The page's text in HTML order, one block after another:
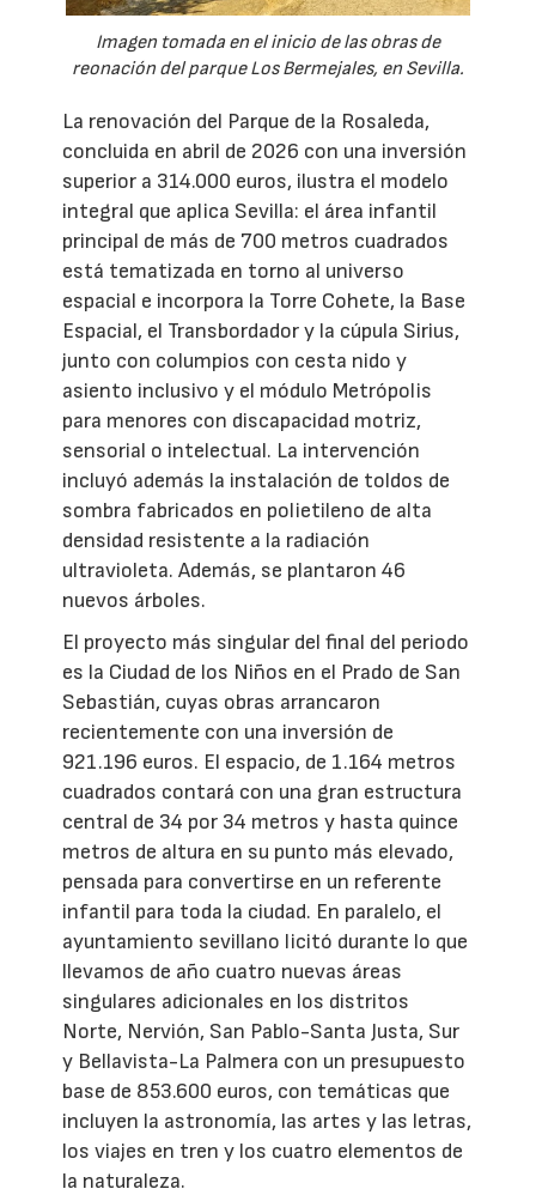
Imagen tomada en el inicio de las obras de
reonación del parque Los Bermejales, en Sevilla.
La renovación del Parque de la Rosaleda,
concluida en abril de 2026 con una inversión
superior a 314.000 euros, ilustra el modelo
integral que aplica Sevilla: el área infantil
principal de más de 700 metros cuadrados
está tematizada en torno al universo
espacial e incorpora la Torre Cohete, la Base
Espacial, el Transbordador y la cúpula Sirius,
junto con columpios con cesta nido y
asiento inclusivo y el módulo Metrópolis
para menores con discapacidad motriz,
sensorial o intelectual. La intervención
incluyó además la instalación de toldos de
sombra fabricados en polietileno de alta
densidad resistente a la radiación
ultravioleta. Además, se plantaron 46
nuevos árboles.
El proyecto más singular del final del periodo
es la Ciudad de los Niños en el Prado de San
Sebastián, cuyas obras arrancaron
recientemente con una inversión de
921.196 euros. El espacio, de 1.164 metros
cuadrados contará con una gran estructura
central de 34 por 34 metros y hasta quince
metros de altura en su punto más elevado,
pensada para convertirse en un referente
infantil para toda la ciudad. En paralelo, el
ayuntamiento sevillano licitó durante lo que
llevamos de año cuatro nuevas áreas
singulares adicionales en los distritos
Norte, Nervión, San Pablo-Santa Justa, Sur
y Bellavista-La Palmera con un presupuesto
base de 853.600 euros, con temáticas que
incluyen la astronomía, las artes y las letras,
los viajes en tren y los cuatro elementos de
la naturaleza.